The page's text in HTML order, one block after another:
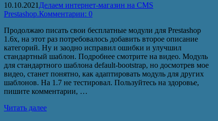
10.10.2021 Делаем интернет-магазин на CMS
Prestashop.Комментарии: 0
Продолжаю писать свои бесплатные модули для Prestashop
1.6x, на этот раз потребовалось добавить второе описание
категорий. Ну и заодно исправил ошибки и улучшил
стандартный шаблон. Подробнее смотрите на видео. Модуль
для стандартного шаблона default-bootstrap, но досмотрев мое
видео, станет понятно, как адаптировать модуль для других
шаблонов. На 1.7 не тестировал. Пользуйтесь на здоровье,
пишите комментарии, …
Читать далее